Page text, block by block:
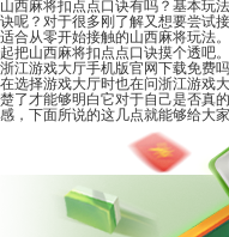
山西麻将扣点点口诀有吗？基本玩
诀呢？对于很多刚了解又想要尝试
适合从零开始接触的山西麻将玩法
起把山西麻将扣点点口诀摸个透吧。
浙江游戏大厅手机版官网下载免费
在选择游戏大厅时也在问浙江游戏
楚了才能够明白它对于自己是否真
感，下面所说的这几点就能够给大